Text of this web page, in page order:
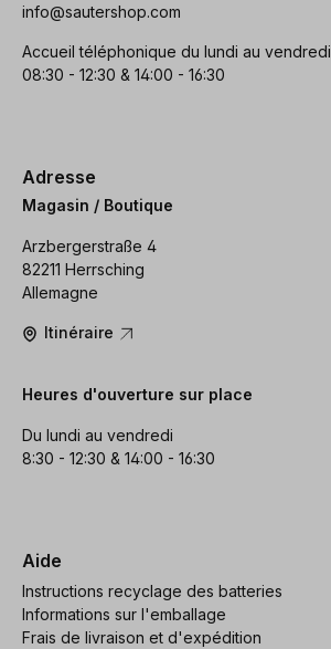
info@sautershop.com
Accueil téléphonique du lundi au vendredi
08:30 - 12:30 & 14:00 - 16:30
Adresse
Magasin / Boutique
Arzbergerstraße 4
82211 Herrsching
Allemagne
Itinéraire
Heures d'ouverture sur place
Du lundi au vendredi
8:30 - 12:30 & 14:00 - 16:30
Aide
Instructions recyclage des batteries
Informations sur l'emballage
Frais de livraison et d'expédition